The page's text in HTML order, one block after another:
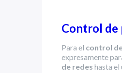
Control de
Para el control
expresamente
de redes hasta el